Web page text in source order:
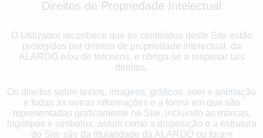
Direitos de Propriedade Intelectual
O Utilizador reconhece que os conteúdos deste Site estão
protegidos por direitos de propriedade intelectual, da
ALARDO e/ou de terceiros, e obriga-se a respeitar tais
direitos.
Os direitos sobre textos, imagens, gráficos, som e animação
e todas as outras informações e a forma em que são
representadas graficamente no Site, incluindo as marcas,
logótipos e símbolos, assim como a disposição e a estrutura
do Site são da titularidade da ALARDO ou foram